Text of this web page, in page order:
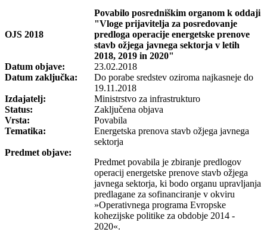
OJS 2018
Povabilo posredniškim organom k oddaji
"Vloge prijavitelja za posredovanje
predloga operacije energetske prenove
stavb ožjega javnega sektorja v letih
2018, 2019 in 2020"
Datum objave:
23.02.2018
Datum zaključka:
Do porabe sredstev oziroma najkasneje do
19.11.2018
Izdajatelj:
Ministrstvo za infrastrukturo
Status:
Zaključena objava
Vrsta:
Povabila
Tematika:
Energetska prenova stavb ožjega javnega
sektorja
Predmet objave:
Predmet povabila je zbiranje predlogov
operacij energetske prenove stavb ožjega
javnega sektorja, ki bodo organu upravljanja
predlagane za sofinanciranje v okviru
»Operativnega programa Evropske
kohezijske politike za obdobje 2014 -
2020«.